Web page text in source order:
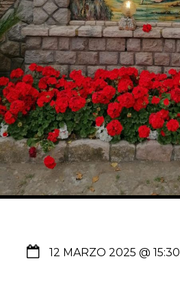
12 MARZO 2025 @ 15:30